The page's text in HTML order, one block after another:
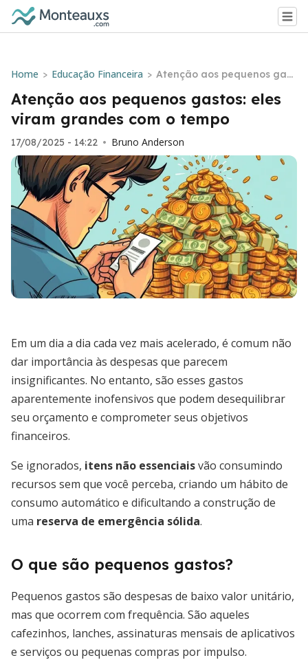
Home > Educação Financeira > Atenção aos pequenos gast
os: eles viram grandes com
o tempo
Atenção aos pequenos gastos: eles
viram grandes com o tempo
17/08/2025 - 14:22 • Bruno Anderson
Em um dia a dia cada vez mais acelerado, é comum não
dar importância às despesas que parecem
insignificantes. No entanto, são esses gastos
aparentemente inofensivos que podem desequilibrar
seu orçamento e comprometer seus objetivos
financeiros.
Se ignorados, itens não essenciaisvão consumindo
recursos sem que você perceba, criando um hábito de
consumo automático e dificultando a construção de
uma reserva de emergência sólida.
O que são pequenos gastos?
Pequenos gastos são despesas de baixo valor unitário,
mas que ocorrem com frequência. São aqueles
cafezinhos, lanches, assinaturas mensais de aplicativos
e serviços ou pequenas compras por impulso.